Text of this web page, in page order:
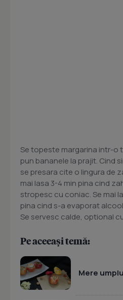
Se topeste margarina intr-o
pun bananele la prajit. Cind
se presara cite o lingura de
mai lasa 3-4 min pina cind
stropesc cu coniac. Se mai
pina cind s-a evaporat
Se servesc calde, optional
Pe aceeași temă:
Mere